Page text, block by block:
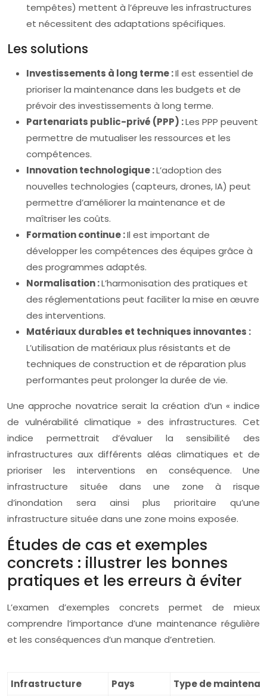
tempêtes) mettent à l’épreuve les infrastructures
et nécessitent des adaptations spécifiques.
Les solutions
Investissements à long terme :Il est essentiel de
prioriser la maintenance dans les budgets et de
prévoir des investissements à long terme.
Partenariats public-privé (PPP) :Les PPP peuvent
permettre de mutualiser les ressources et les
compétences.
Innovation technologique :L’adoption des
nouvelles technologies (capteurs, drones, IA) peut
permettre d’améliorer la maintenance et de
maîtriser les coûts.
Formation continue :Il est important de
développer les compétences des équipes grâce à
des programmes adaptés.
Normalisation :L’harmonisation des pratiques et
des réglementations peut faciliter la mise en œuvre
des interventions.
Matériaux durables et techniques innovantes :
L’utilisation de matériaux plus résistants et de
techniques de construction et de réparation plus
performantes peut prolonger la durée de vie.
Une approche novatrice serait la création d’un « indice
de vulnérabilité climatique » des infrastructures. Cet
indice permettrait d’évaluer la sensibilité des
infrastructures aux différents aléas climatiques et de
prioriser les interventions en conséquence. Une
infrastructure située dans une zone à risque
d’inondation sera ainsi plus prioritaire qu’une
infrastructure située dans une zone moins exposée.
Études de cas et exemples
concrets : illustrer les bonnes
pratiques et les erreurs à éviter
L’examen d’exemples concrets permet de mieux
comprendre l’importance d’une maintenance régulière
et les conséquences d’un manque d’entretien.
Infrastructure Pays
Type de